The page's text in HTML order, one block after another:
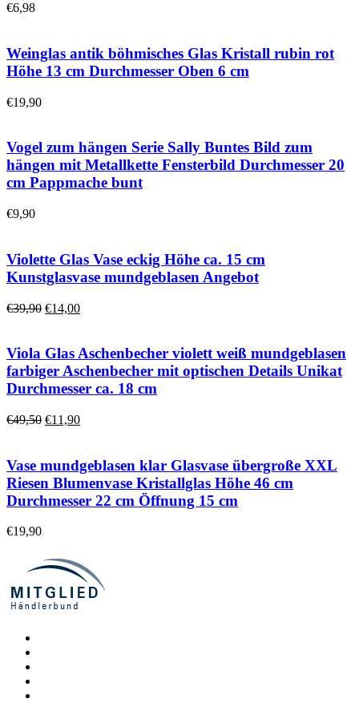
€6,98
Weinglas antik böhmisches Glas Kristall rubin rot
Höhe 13 cm Durchmesser Oben 6 cm
€19,90
Vogel zum hängen Serie Sally Buntes Bild zum
hängen mit Metallkette Fensterbild Durchmesser 20
cm Pappmache bunt
€9,90
Violette Glas Vase eckig Höhe ca. 15 cm
Kunstglasvase mundgeblasen Angebot
€39,90 Ursprünglicher
€39,90
€14,00Aktueller
€14,00.
Viola Glas Aschenbecher violett weiß mundgeblasen
farbiger Aschenbecher mit optischen Details Unikat
Durchmesser ca. 18 cm
€49,50 Ursprünglicher
€49,50
€11,90Aktueller
€11,90.
Vase mundgeblasen klar Glasvase übergroße XXL
Riesen Blumenvase Kristallglas Höhe 46 cm
Durchmesser 22 cm Öffnung 15 cm
€19,90